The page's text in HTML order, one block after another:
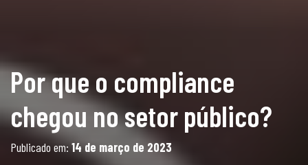
Por que o compliance
chegou no setor público?
Publicado em:14 de março de 2023